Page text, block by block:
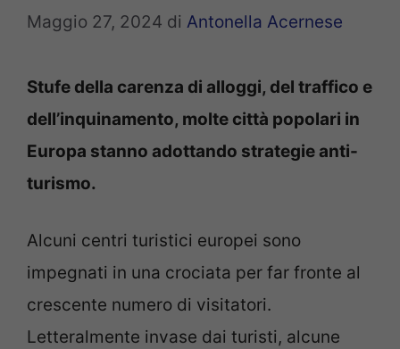
Maggio 27, 2024 di Antonella Acernese
Stufe della carenza di alloggi, del traffico e
dell’inquinamento, molte città popolari in
Europa stanno adottando strategie anti-
turismo.
Alcuni centri turistici europei sono
impegnati in una crociata per far fronte al
crescente numero di visitatori.
Letteralmente invase dai turisti, alcune